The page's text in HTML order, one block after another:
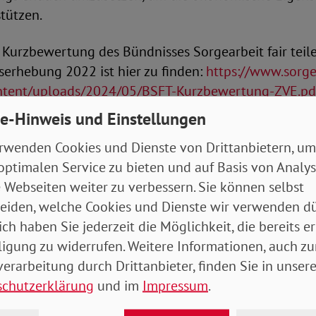
des Bündnisses Sorgearbeit fair
2022 ist hier zu finden: https://
uploads/2024/05/BSFT-Kurzbewertung-
Bündnis Sorgearbeit fair teilen setzt sich
Verteilung unbezahlter Sorgearbeit im
haben sich zum Ziel gesetzt, Politik,
den Gender Care Gap und seine Auswirkungen
der Sorgelücke einzusetzen.
Hinweis und Einstellungen
Cookies und Dienste von Drittanbietern,
Service zu bieten und auf Basis von
Webseiten weiter zu verbessern. Sie können selbst
welche Cookies und Dienste wir verwenden
haben Sie jederzeit die Möglichkeit, die bereits
zu widerrufen. Weitere Informationen, auch
durch Drittanbieter, finden Sie in
und im Impressum.